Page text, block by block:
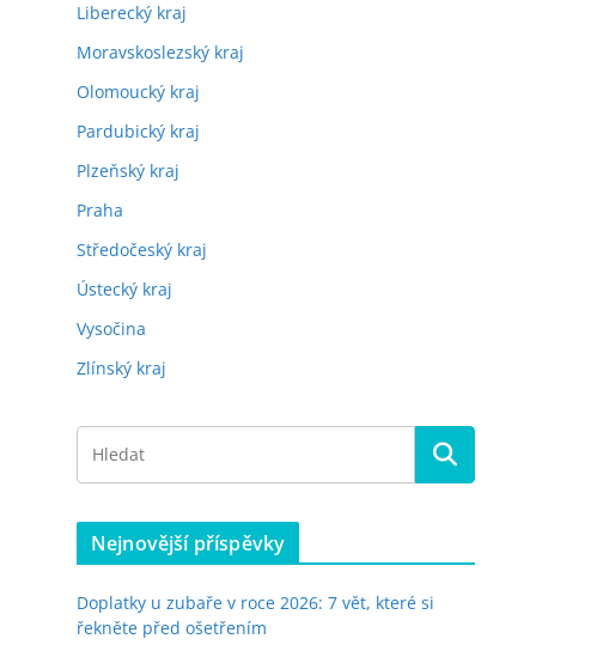
Liberecký kraj
Moravskoslezský kraj
Olomoucký kraj
Pardubický kraj
Plzeňský kraj
Praha
Středočeský kraj
Ústecký kraj
Vysočina
Zlínský kraj
Nejnovější příspěvky
Doplatky u zubaře v roce 2026: 7 vět, které si
řekněte před ošetřením